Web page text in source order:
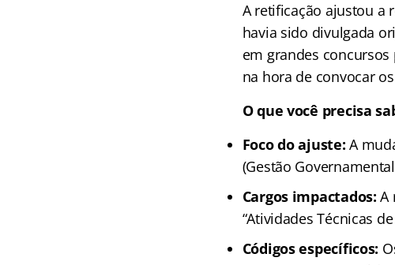
A retificação ajustou a
havia sido divulgada
em grandes
na hora de convocar
O que você precisa
Foco do ajuste: A
(Gestão
Cargos impactados: A
“Atividades Técnicas
Códigos específicos: